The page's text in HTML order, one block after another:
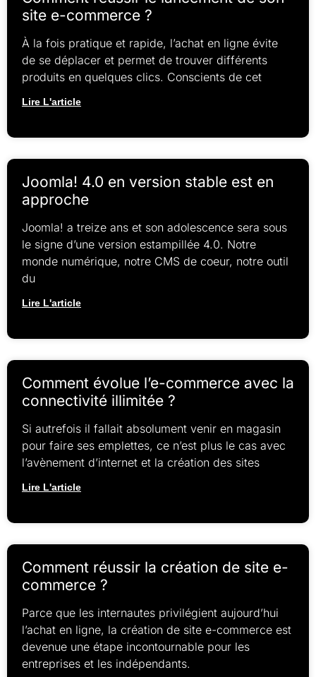
site e-commerce ?
À la fois pratique et rapide, l’achat en ligne évite
de se déplacer et permet de trouver différents
produits en quelques clics. Conscients de cet
Lire L'article
Joomla! 4.0 en version stable est en
approche
Joomla! a treize ans et son adolescence sera sous
le signe d’une version estampillée 4.0. Notre
monde numérique, notre CMS de coeur, notre outil
du
Lire L'article
Comment évolue l’e-commerce avec la
connectivité illimitée ?
Si autrefois il fallait absolument venir en magasin
pour faire ses emplettes, ce n’est plus le cas avec
l’avènement d’internet et la création des sites
Lire L'article
Comment réussir la création de site e-
commerce ?
Parce que les internautes privilégient aujourd’hui
l’achat en ligne, la création de site e-commerce est
devenue une étape incontournable pour les
entreprises et les indépendants.